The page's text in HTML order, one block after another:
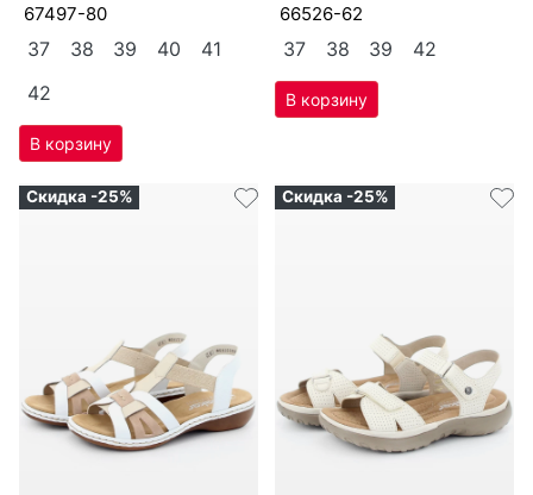
67497-80
37 38 39 40
41
42
66526-62
37 38 39 42
Скидка -25% Скидка -25%